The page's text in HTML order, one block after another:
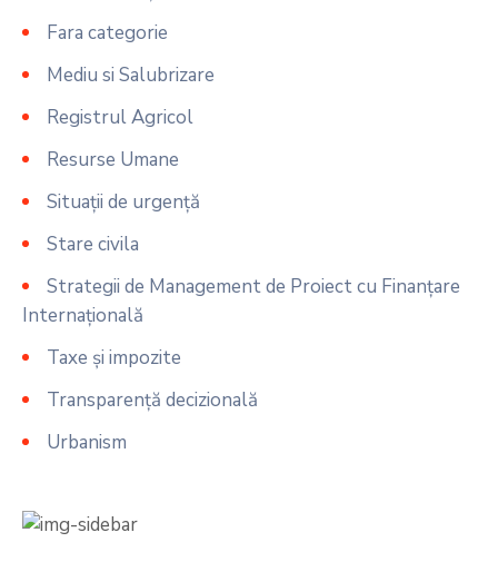
Fara categorie
Mediu si Salubrizare
Registrul Agricol
Resurse Umane
Situații de urgență
Stare civila
Strategii de Management de Proiect cu Finanțare
Internațională
Taxe și impozite
Transparență decizională
Urbanism